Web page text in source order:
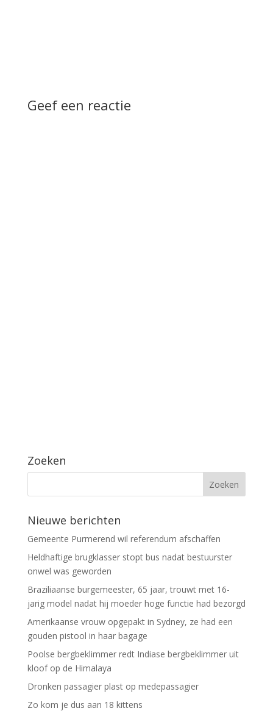
Geef een reactie
Zoeken
Nieuwe berichten
Gemeente Purmerend wil referendum afschaffen
Heldhaftige brugklasser stopt bus nadat bestuurster
onwel was geworden
Braziliaanse burgemeester, 65 jaar, trouwt met 16-
jarig model nadat hij moeder hoge functie had bezorgd
Amerikaanse vrouw opgepakt in Sydney, ze had een
gouden pistool in haar bagage
Poolse bergbeklimmer redt Indiase bergbeklimmer uit
kloof op de Himalaya
Dronken passagier plast op medepassagier
Zo kom je dus aan 18 kittens